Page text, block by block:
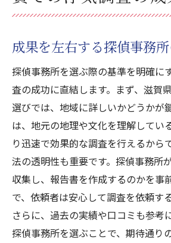
成果を左右する探偵事務
探偵事務所を選ぶ際の基準を明確に
査の成功に直結します。まず、滋賀
選びでは、地域に詳しいかどうかが
は、地元の地理や文化を理解してい
り迅速で効果的な調査を行えるから
法の透明性も重要です。探偵事務所
収集し、報告書を作成するのかを事
で、依頼者は安心して調査を依頼す
さらに、過去の実績や口コミも参考
探偵事務所を選ぶことで、期待通り